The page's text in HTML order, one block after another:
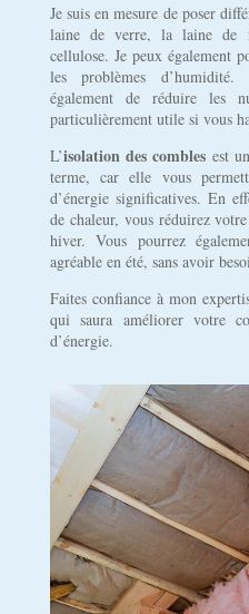
Je suis en mesure de poser
laine de verre, la laine de
cellulose. Je peux également
les problèmes d’humidité.
également de réduire les
particulièrement utile si vous
L’isolation des combles est
terme, car elle vous
d’énergie significatives. En
de chaleur, vous réduirez
hiver. Vous pourrez
agréable en été, sans avoir
Faites confiance à mon
qui saura améliorer votre
d’énergie.